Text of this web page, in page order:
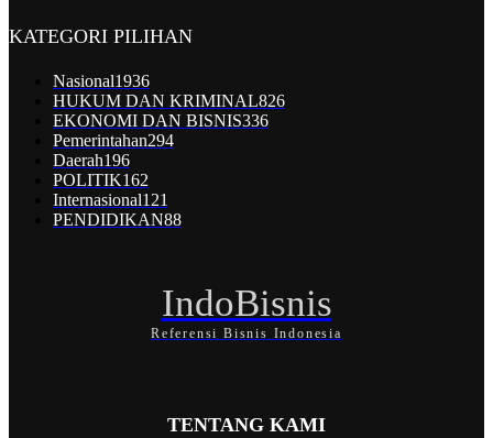
KATEGORI PILIHAN
Nasional1936
HUKUM DAN KRIMINAL826
EKONOMI DAN BISNIS336
Pemerintahan294
Daerah196
POLITIK162
Internasional121
PENDIDIKAN88
IndoBisnis
Referensi Bisnis Indonesia
TENTANG KAMI